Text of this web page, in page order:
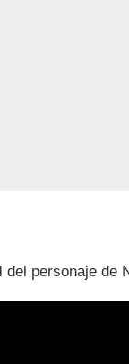
del personaje de